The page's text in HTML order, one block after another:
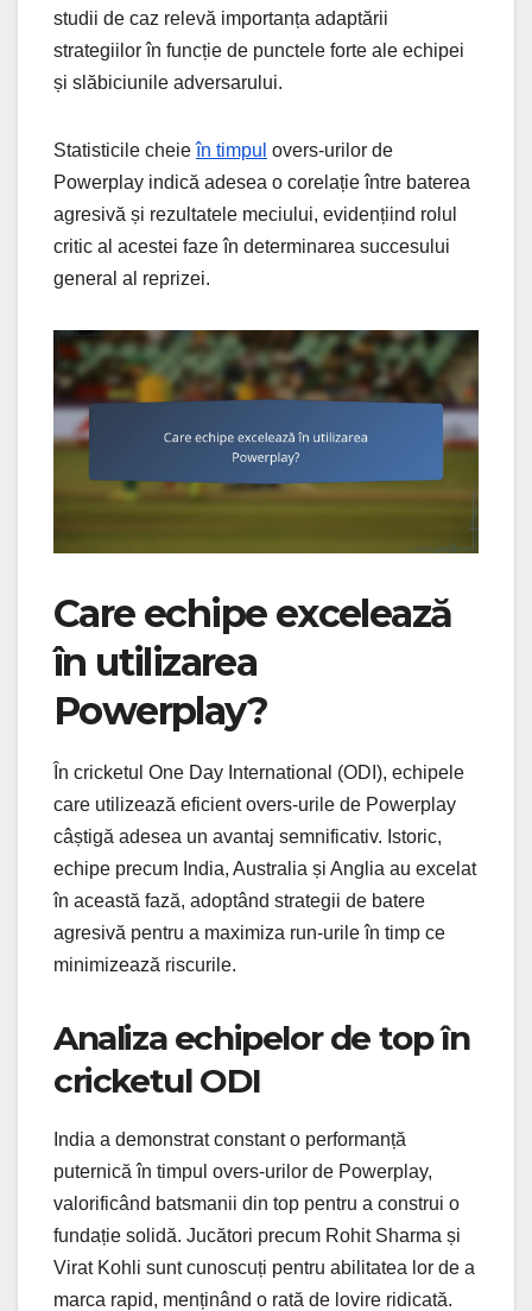
studii de caz relevă importanța adaptării
strategiilor în funcție de punctele forte ale echipei
și slăbiciunile adversarului.
Statisticile cheieîn timpul overs-urilor de
Powerplay indică adesea o corelație între baterea
agresivă și rezultatele meciului, evidențiind rolul
critic al acestei faze în determinarea succesului
general al reprizei.
Care echipe excelează
în utilizarea
Powerplay?
În cricketul One Day International (ODI), echipele
care utilizează eficient overs-urile de Powerplay
câștigă adesea un avantaj semnificativ. Istoric,
echipe precum India, Australia și Anglia au excelat
în această fază, adoptând strategii de batere
agresivă pentru a maximiza run-urile în timp ce
minimizează riscurile.
Analiza echipelor de top în
cricketul ODI
India a demonstrat constant o performanță
puternică în timpul overs-urilor de Powerplay,
valorificând batsmanii din top pentru a construi o
fundație solidă. Jucători precum Rohit Sharma și
Virat Kohli sunt cunoscuți pentru abilitatea lor de a
marca rapid, menținând o rată de lovire ridicată.